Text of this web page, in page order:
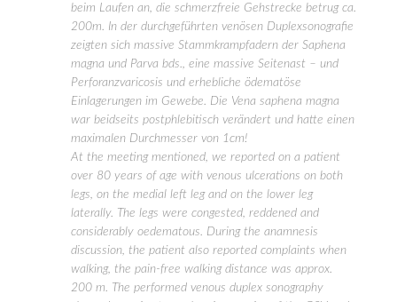
beim Laufen an, die schmerzfreie Gehstrecke betrug ca.
200m. In der durchgeführten venösen Duplexsonografie
zeigten sich massive Stammkrampfadern der Saphena
magna und Parva bds., eine massive Seitenast – und
Perforanzvaricosis und erhebliche ödematöse
Einlagerungen im Gewebe. Die Vena saphena magna
war beidseits postphlebitisch verändert und hatte einen
maximalen Durchmesser von 1cm!
At the meeting mentioned, we reported on a patient
over 80 years of age with venous ulcerations on both
legs, on the medial left leg and on the lower leg
laterally. The legs were congested, reddened and
considerably oedematous. During the anamnesis
discussion, the patient also reported complaints when
walking, the pain-free walking distance was approx.
200 m. The performed venous duplex sonography